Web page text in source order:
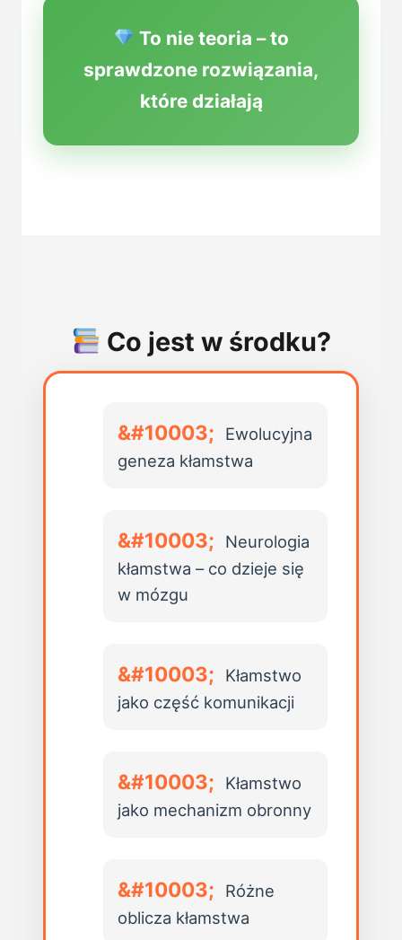
To nie teoria – to
sprawdzone rozwiązania,
które działają
Co jest w środku?
Ewolucyjna
geneza kłamstwa
Neurologia
kłamstwa – co dzieje się
w mózgu
Kłamstwo
jako część komunikacji
Kłamstwo
jako mechanizm obronny
Różne
oblicza kłamstwa